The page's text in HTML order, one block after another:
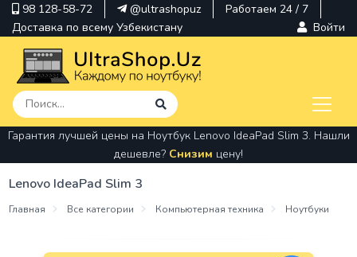
98 128-58-72 @ultrashopuz
Работаем 24 / 7
Доставка по всему Узбекистану
Войти
pavilion
kindle
envy
Гарантия лучшей цены на Ноутбук Lenovo IdeaPad Slim 3. Нашли
дешевле? Снизим цену!
Lenovo IdeaPad Slim 3
Главная Все категории Компьютерная техника Ноутбуки